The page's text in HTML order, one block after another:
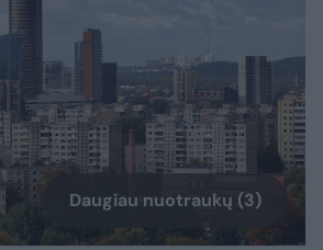
Daugiau nuotraukų (3)